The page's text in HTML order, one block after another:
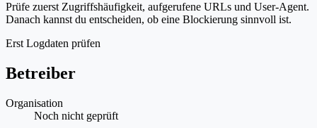
Prüfe zuerst Zugriffshäufigkeit, aufgerufene URLs und User-Agent.
Danach kannst du entscheiden, ob eine Blockierung sinnvoll ist.
Erst Logdaten prüfen
Betreiber
Organisation
Noch nicht geprüft